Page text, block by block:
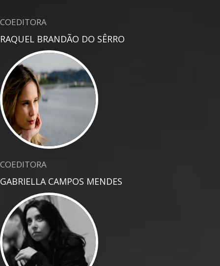
COEDITORA
RAQUEL BRANDÃO DO SÊRRO
COEDITORA
GABRIELLA CAMPOS MENDES